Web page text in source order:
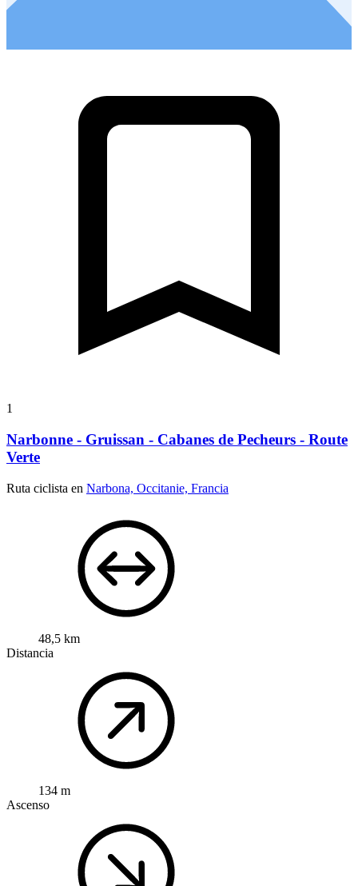
1
Narbonne - Gruissan - Cabanes de Pecheurs - Route
Verte
Ruta ciclista en Narbona, Occitanie, Francia
48,5 km
Distancia
134 m
Ascenso